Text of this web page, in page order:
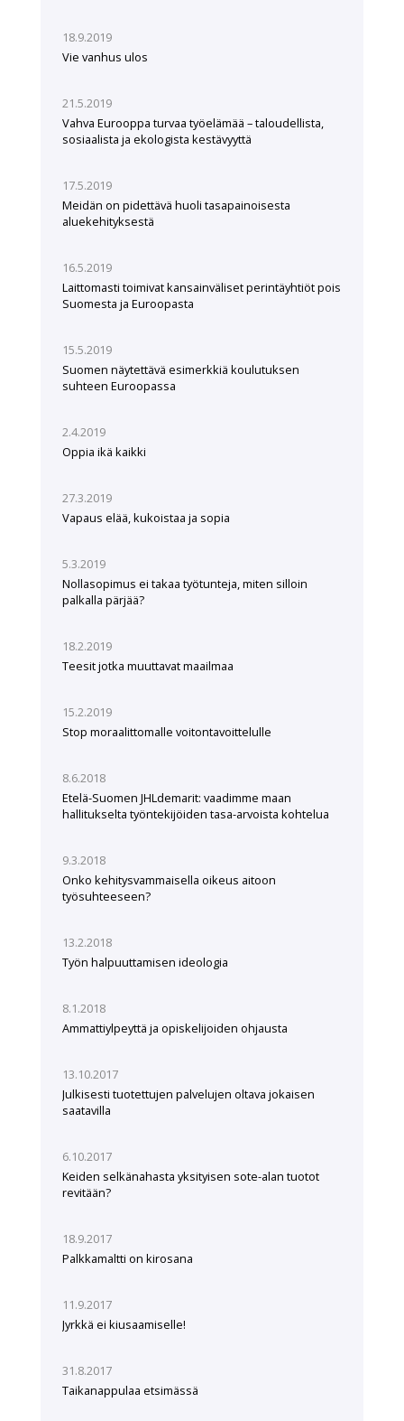
18.9.2019
Vie vanhus ulos
21.5.2019
Vahva Eurooppa turvaa työelämää – taloudellista,
sosiaalista ja ekologista kestävyyttä
17.5.2019
Meidän on pidettävä huoli tasapainoisesta
aluekehityksestä
16.5.2019
Laittomasti toimivat kansainväliset perintäyhtiöt pois
Suomesta ja Euroopasta
15.5.2019
Suomen näytettävä esimerkkiä koulutuksen
suhteen Euroopassa
2.4.2019
Oppia ikä kaikki
27.3.2019
Vapaus elää, kukoistaa ja sopia
5.3.2019
Nollasopimus ei takaa työtunteja, miten silloin
palkalla pärjää?
18.2.2019
Teesit jotka muuttavat maailmaa
15.2.2019
Stop moraalittomalle voitontavoittelulle
8.6.2018
Etelä-Suomen JHLdemarit: vaadimme maan
hallitukselta työntekijöiden tasa-arvoista kohtelua
9.3.2018
Onko kehitysvammaisella oikeus aitoon
työsuhteeseen?
13.2.2018
Työn halpuuttamisen ideologia
8.1.2018
Ammattiylpeyttä ja opiskelijoiden ohjausta
13.10.2017
Julkisesti tuotettujen palvelujen oltava jokaisen
saatavilla
6.10.2017
Keiden selkänahasta yksityisen sote-alan tuotot
revitään?
18.9.2017
Palkkamaltti on kirosana
11.9.2017
Jyrkkä ei kiusaamiselle!
31.8.2017
Taikanappulaa etsimässä